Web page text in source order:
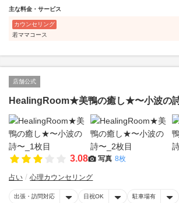
主な料金・サービス
カウンセリング
若ママコース
店舗公式
HealingRoom★美鴨の癒し★〜小波の
3.08 写真 8枚
占い 心理カウンセリング
出張・訪問対応 日祝OK 駐車場有